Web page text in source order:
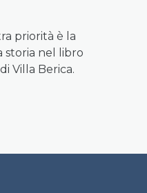
priorità è la
storia nel libro
Villa Berica.